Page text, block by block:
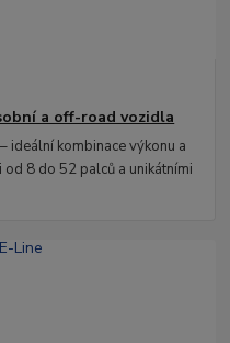
a off-road vozidla
ideální kombinace výkonu a
8 do 52 palců a unikátními